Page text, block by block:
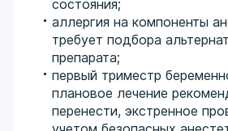
состояния;
аллергия на компоненты
требует подбора
препарата;
первый триместр
плановое лечение
перенести, экстренное